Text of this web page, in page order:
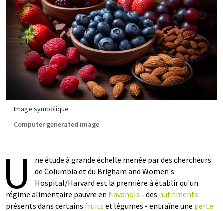
Image symbolique
Computer generated image
U
ne étude à grande échelle menée par des chercheurs
de Columbia et du Brigham and Women's
Hospital/Harvard est la première à établir qu'un
régime alimentaire pauvre en flavanols - des nutriments
présents dans certains fruits et légumes - entraîne une perte